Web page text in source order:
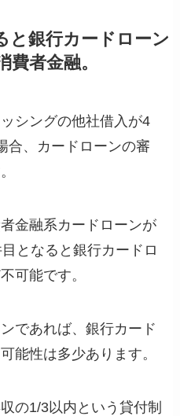
と銀行カードローン
者金融。
シングの他社借入が4
合、カードローンの審
金融系カードローンが
となると銀行カードロ
可能です。
であれば、銀行カード
能性は多少あります。
の1/3以内という貸付制